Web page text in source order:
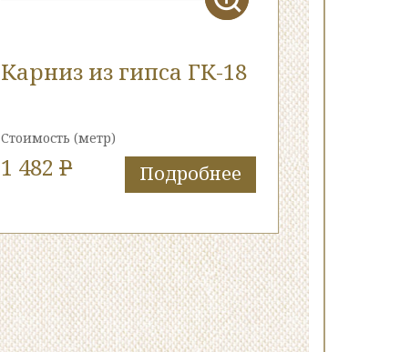
Карниз из гипса ГК-18
Стоимость(метр)
1 482P Подробнее